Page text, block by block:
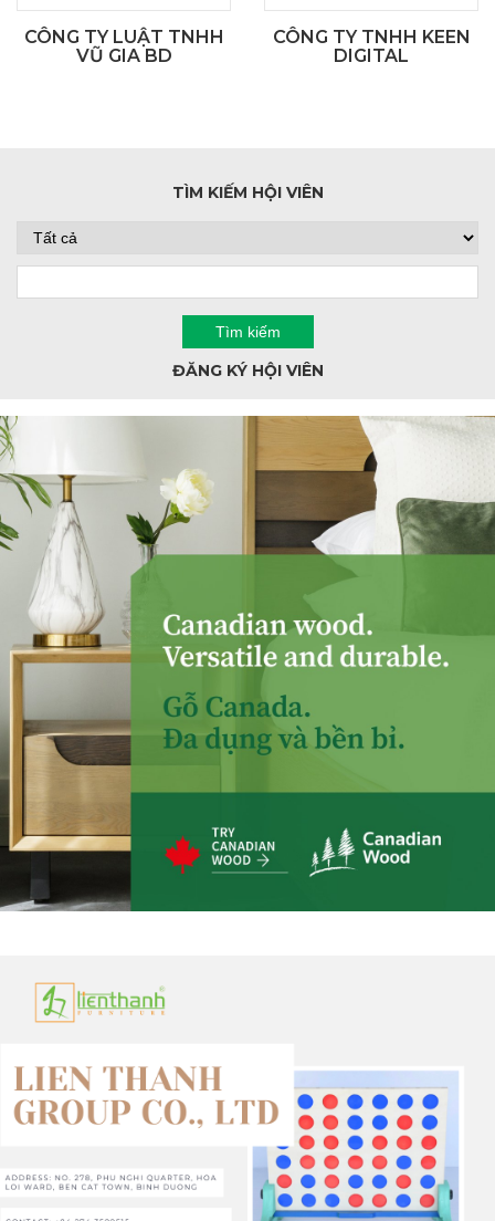
CÔNG TY LUẬT TNHH
VŨ GIA BD
CÔNG TY TNHH KEEN
DIGITAL
TÌM KIẾM HỘI VIÊN
ĐĂNG KÝ HỘI VIÊN